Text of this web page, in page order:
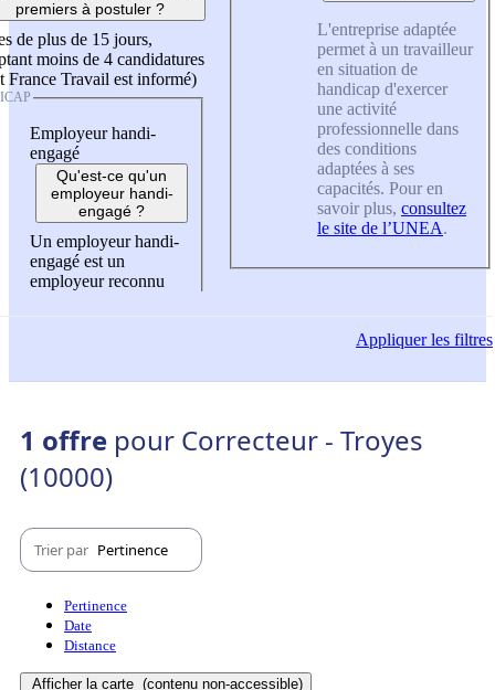
premiers à postuler ?
de plus de 15 jours,
moins de 4 candidatures
France Travail est informé)
Employeur handi-
engagé
Qu'est-ce qu'un
employeur handi-
engagé ?
Un employeur handi-
engagé est un
employeur reconnu
L'entreprise adaptée
permet à un travailleur
en situation de
handicap d'exercer
une activité
professionnelle dans
des conditions
adaptées à ses
capacités. Pour en
savoir plus, consultez
le site de l’UNEA.
Appliquerles filtres
1 offre pour Correcteur - Troyes
(10000)
Trier par Pertinence
Pertinence
Date
Distance
Afficher la carte (contenu non-accessible)